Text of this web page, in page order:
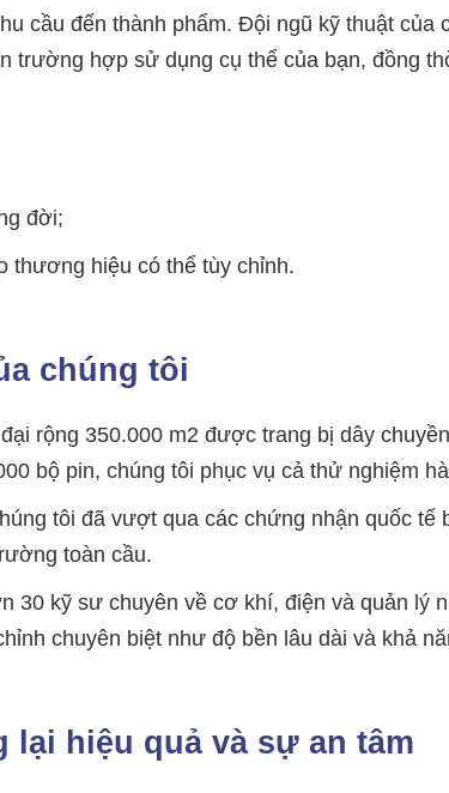
cầu đến thành phẩm. Đội ngũ kỹ thuật của
hợp sử dụng cụ thể của bạn, đồng
đời;
thương hiệu có thể tùy chỉnh.
chúng tôi
rộng 350.000 m2 được trang bị dây
bộ pin, chúng tôi phục vụ cả thử nghiệm
tôi đã vượt qua các chứng nhận quốc
toàn cầu.
30 kỹ sư chuyên về cơ khí, điện và quản lý
chuyên biệt như độ bền lâu dài và khả
lại hiệu quả và sự an tâm